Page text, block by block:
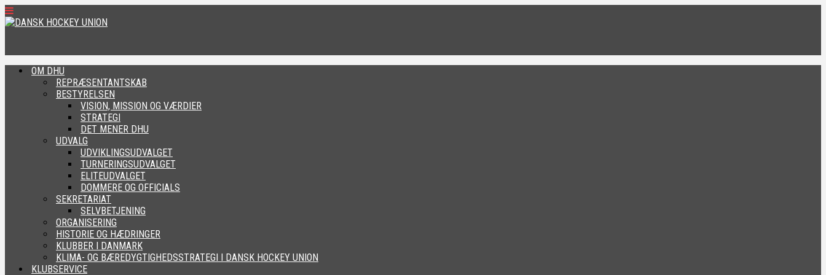
OM DHU
REPRÆSENTANTSKAB
BESTYRELSEN
VISION, MISSION OG VÆRDIER
STRATEGI
DET MENER DHU
UDVALG
UDVIKLINGSUDVALGET
TURNERINGSUDVALGET
ELITEUDVALGET
DOMMERE OG OFFICIALS
SEKRETARIAT
SELVBETJENING
ORGANISERING
HISTORIE OG HÆDRINGER
KLUBBER I DANMARK
KLIMA- OG BÆREDYGTIGHEDSSTRATEGI I DANSK HOCKEY UNION
KLUBSERVICE